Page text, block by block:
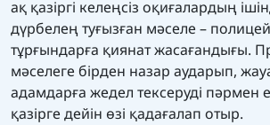
ақ қазіргі келеңсіз оқиғалардың
дүрбелең туғызған мәселе –
тұрғындарға қиянат жасағандығы.
мәселеге бірден назар аударып,
адамдарға жедел тексеруді пәрмен
қазірге дейін өзі қадағалап отыр.